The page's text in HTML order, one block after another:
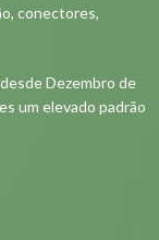
conectores,
Dezembro de
um elevado padrão